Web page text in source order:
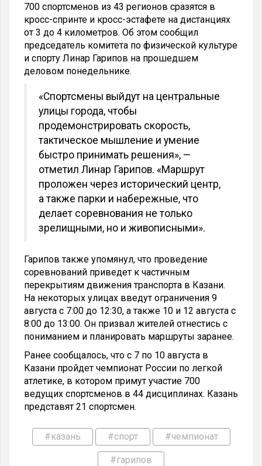
700 спортсменов из 43 регионов сразятся в
кросс-спринте и кросс-эстафете на дистанциях
от 3 до 4 километров. Об этом сообщил
председатель комитета по физической культуре
и спорту Линар Гарипов на прошедшем
деловом понедельнике.
«Спортсмены выйдут на центральные
улицы города, чтобы
продемонстрировать скорость,
тактическое мышление и умение
быстро принимать решения», —
отметил Линар Гарипов. «Маршрут
проложен через исторический центр,
а также парки и набережные, что
делает соревнования не только
зрелищными, но и живописными».
Гарипов также упомянул, что проведение
соревнований приведет к частичным
перекрытиям движения транспорта в Казани.
На некоторых улицах введут ограничения 9
августа с 7:00 до 12:30, а также 10 и 12 августа с
8:00 до 13:00. Он призвал жителей отнестись с
пониманием и планировать маршруты заранее.
Ранее сообщалось, что с 7 по 10 августа в
Казани пройдет чемпионат России по легкой
атлетике, в котором примут участие 700
ведущих спортсменов в 44 дисциплинах. Казань
представят 21 спортсмен.
#казань #спорт #чемпионат
#гарипов